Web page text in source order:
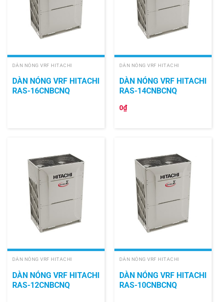
DÀN NÓNG VRF HITACHI
DÀN NÓNG VRF HITACHI
RAS-16CNBCNQ
DÀN NÓNG VRF HITACHI
DÀN NÓNG VRF HITACHI
RAS-14CNBCNQ
0₫
DÀN NÓNG VRF HITACHI
DÀN NÓNG VRF HITACHI
RAS-12CNBCNQ
DÀN NÓNG VRF HITACHI
DÀN NÓNG VRF HITACHI
RAS-10CNBCNQ